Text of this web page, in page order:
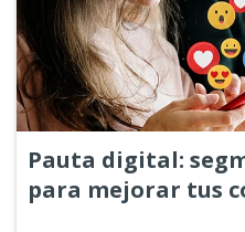
Pauta digital:
para mejorar tus